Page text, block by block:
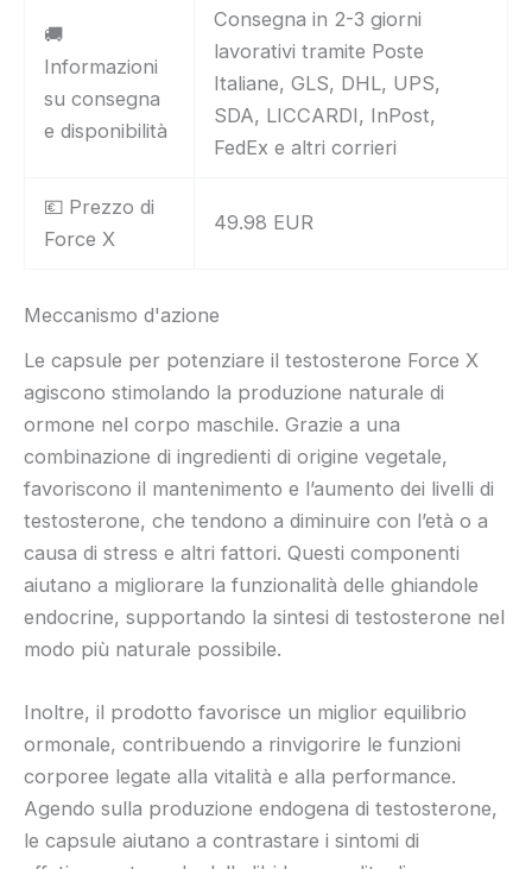
🚚
Informazioni
su consegna
e disponibilità
Consegna in 2-3 giorni
lavorativi tramite Poste
Italiane, GLS, DHL, UPS,
SDA, LICCARDI, InPost,
FedEx e altri corrieri
💶 Prezzo di
Force X
49.98 EUR
Meccanismo d'azione
Le capsule per potenziare il testosterone Force X
agiscono stimolando la produzione naturale di
ormone nel corpo maschile. Grazie a una
combinazione di ingredienti di origine vegetale,
favoriscono il mantenimento e l’aumento dei livelli di
testosterone, che tendono a diminuire con l’età o a
causa di stress e altri fattori. Questi componenti
aiutano a migliorare la funzionalità delle ghiandole
endocrine, supportando la sintesi di testosterone nel
modo più naturale possibile.
Inoltre, il prodotto favorisce un miglior equilibrio
ormonale, contribuendo a rinvigorire le funzioni
corporee legate alla vitalità e alla performance.
Agendo sulla produzione endogena di testosterone,
le capsule aiutano a contrastare i sintomi di